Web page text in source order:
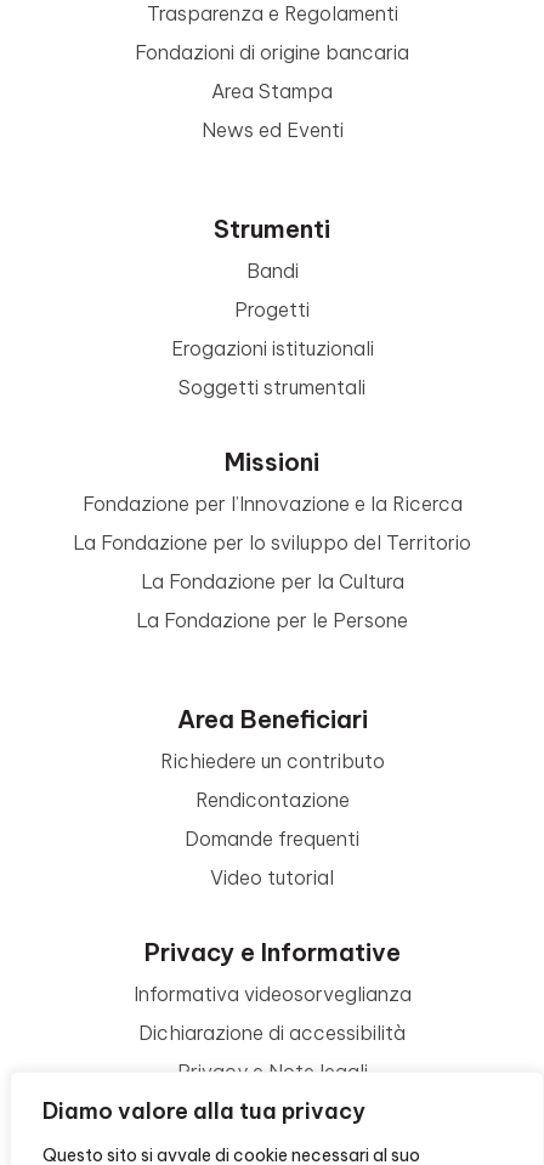
Diamo valore alla tua privacy
Questo sito si avvale di cookie necessari al suo
Trasparenza e Regolamenti
Fondazioni di origine bancaria
Area Stampa
News ed Eventi
Strumenti
Bandi
Progetti
Erogazioni istituzionali
Soggetti strumentali
Missioni
Fondazione per l’Innovazione e la Ricerca
La Fondazione per lo sviluppo del Territorio
La Fondazione per la Cultura
La Fondazione per le Persone
Area Beneficiari
Richiedere un contributo
Rendicontazione
Domande frequenti
Video tutorial
Privacy e Informative
Informativa videosorveglianza
Dichiarazione di accessibilità
Privacy e Note legali
Termini di utilizzo
Cookie policy